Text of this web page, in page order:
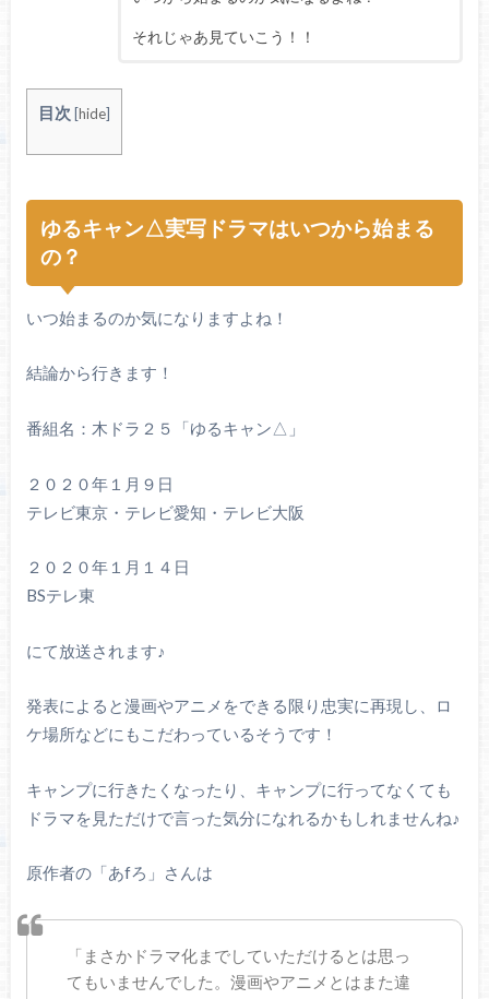
それじゃあ見ていこう！！
目次 [hide]
ゆるキャン△実写ドラマはいつから始まる
の？
いつ始まるのか気になりますよね！
結論から行きます！
番組名：木ドラ２５「ゆるキャン△」
２０２０年１月９日
テレビ東京・テレビ愛知・テレビ大阪
２０２０年１月１４日
BSテレ東
にて放送されます♪
発表によると漫画やアニメをできる限り忠実に再現し、ロ
ケ場所などにもこだわっているそうです！
キャンプに行きたくなったり、キャンプに行ってなくても
ドラマを見ただけで言った気分になれるかもしれませんね♪
原作者の「あfろ」さんは
「まさかドラマ化までしていただけるとは思っ
てもいませんでした。漫画やアニメとはまた違